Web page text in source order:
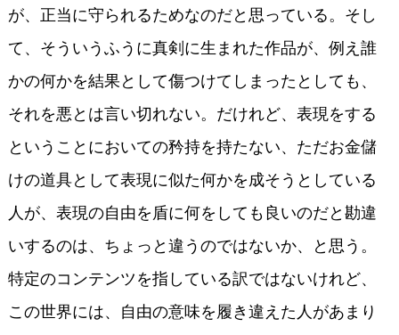
が、正当に守られるためなのだと思っている。そし
て、そういうふうに真剣に生まれた作品が、例え誰
かの何かを結果として傷つけてしまったとしても、
それを悪とは言い切れない。だけれど、表現をする
ということにおいての矜持を持たない、ただお金儲
けの道具として表現に似た何かを成そうとしている
人が、表現の自由を盾に何をしても良いのだと勘違
いするのは、ちょっと違うのではないか、と思う。
特定のコンテンツを指している訳ではないけれど、
この世界には、自由の意味を履き違えた人があまり